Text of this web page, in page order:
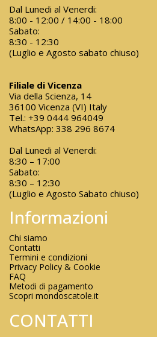
Dal Lunedi al Venerdi:
8:00 - 12:00 / 14:00 - 18:00
Sabato:
8:30 - 12:30
(Luglio e Agosto sabato chiuso)
Filiale di Vicenza
Via della Scienza, 14
36100 Vicenza (VI) Italy
Tel.: +39 0444 964049
WhatsApp: 338 296 8674
Dal Lunedi al Venerdi:
8:30 – 17:00
Sabato:
8:30 – 12:30
(Luglio e Agosto Sabato chiuso)
Informazioni
Chi siamo
Contatti
Termini e condizioni
Privacy Policy & Cookie
FAQ
Metodi di pagamento
Scopri mondoscatole.it
CONTATTI